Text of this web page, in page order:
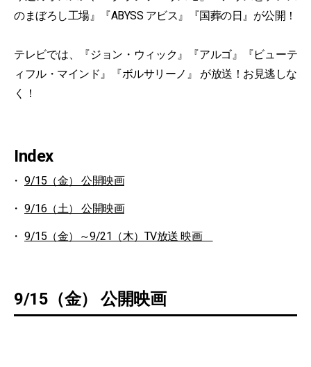
のまぼろし工場』『ABYSS アビス』『国葬の日』が公開！
テレビでは、『ジョン・ウィック』『アルゴ』『ビューテ
ィフル・マインド』『ボルサリーノ』 が放送！お見逃しな
く！
Index
9/15（金） 公開映画
9/16（土） 公開映画
9/15（金）～9/21（木）TV放送 映画
9/15（金） 公開映画